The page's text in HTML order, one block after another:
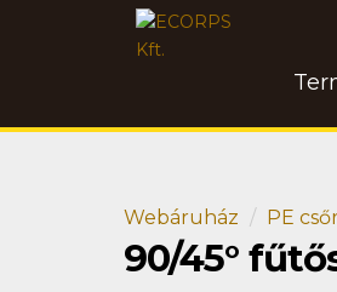
Webáruház PE
90/45°